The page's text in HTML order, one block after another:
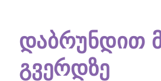
ᲓᲐᲑᲠᲣᲜᲓᲘᲗ
ᲒᲕᲔᲠᲓᲖᲔ